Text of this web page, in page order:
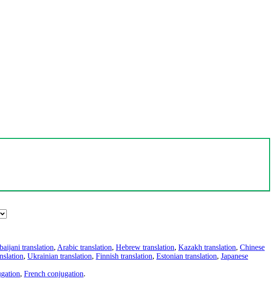
translation, Arabic translation, Hebrew translation, Kazakh translation, Chinese
, Ukrainian translation, Finnish translation, Estonian translation, Japanese
, French conjugation.